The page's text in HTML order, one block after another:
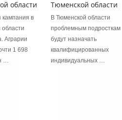
области
кампания в
Аграрии
1 698
…
Тюменской области
В Тюменской области
проблемным подросткам
будут назначать
квалифицированных
индивидуальных …